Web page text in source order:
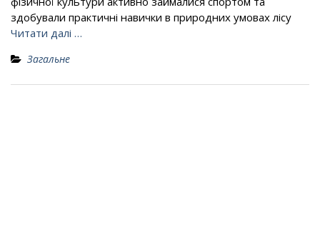
здобували практичні навички в природних умовах лісу
Читати далі …
Загальне